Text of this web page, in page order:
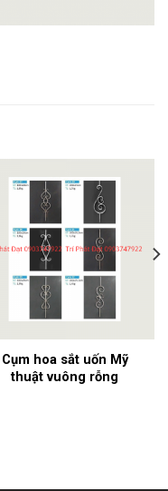
Cụm hoa sắt uốn Mỹ
thuật vuông rỗng